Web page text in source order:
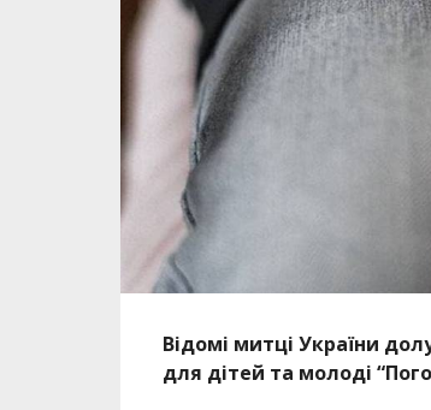
Відомі митці України
для дітей та молоді